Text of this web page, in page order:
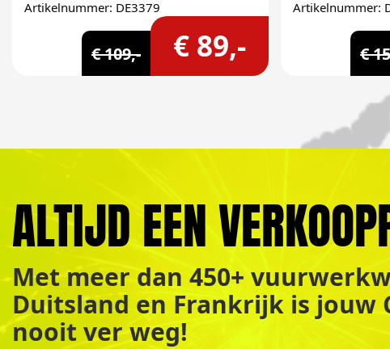
Artikelnummer: DE3379
€ 109,- € 89,-
Artikelnummer:
€
ALTIJD EEN
Met meer dan 450+
Duitsland en Frankrijk is jouw
nooit ver weg!